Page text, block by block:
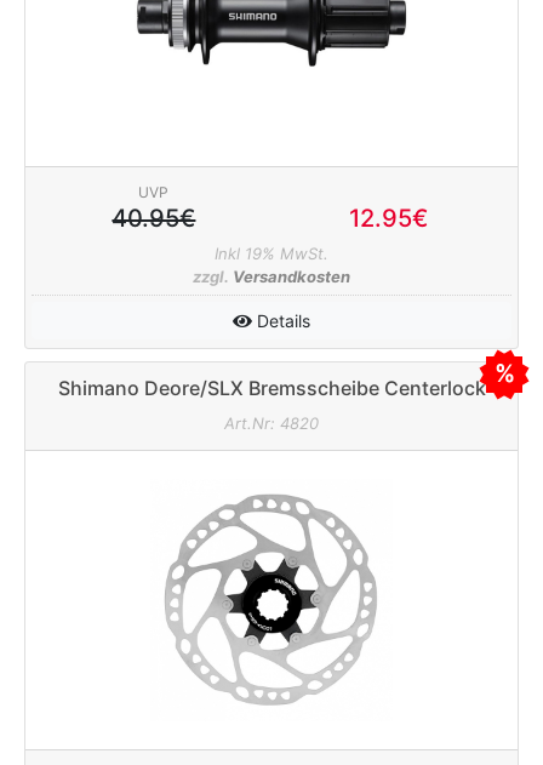
UVP
40.95€ 12.95€
Inkl 19% MwSt.
zzgl. Versandkosten
Details
Shimano Deore/SLX Bremsscheibe Centerlock
180mm SM-RT64M inkl. Lockring
Art.Nr: 4820